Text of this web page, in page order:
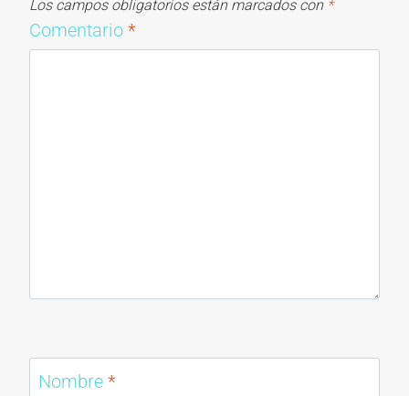
Los campos obligatorios están marcados con *
Comentario *
Nombre *